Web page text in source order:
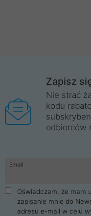
Zapisz
Nie strać
kodu
odbiorców
Email
Oświadczam, że mam
zapisanie mnie do
adresu e-mail w celu